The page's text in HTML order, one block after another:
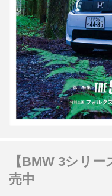
【BMW 3シリ
売中